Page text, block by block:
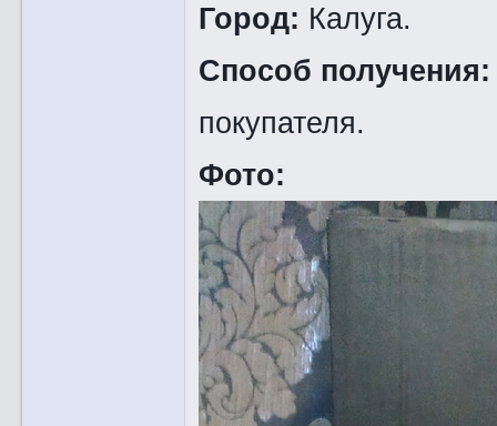
Город: Калуга.
Способ
покупателя.
Фото: